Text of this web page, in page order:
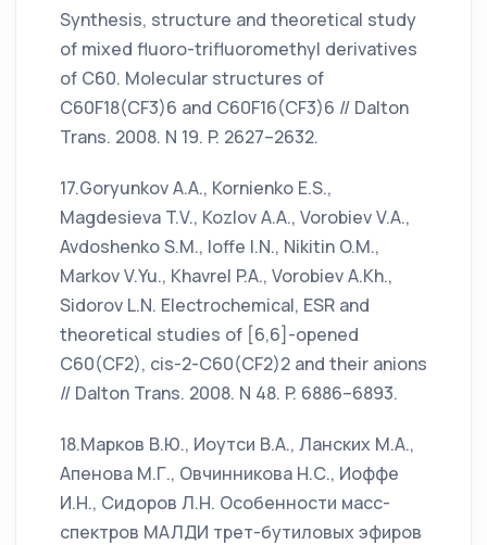
Synthesis, structure and theoretical study
of mixed fluoro-trifluoromethyl derivatives
of C60. Molecular structures of
C60F18(CF3)6 and C60F16(CF3)6 // Dalton
Trans. 2008. N 19. P. 2627–2632.
17.Goryunkov A.A., Kornienko E.S.,
Magdesieva T.V., Kozlov A.A., Vorobiev V.A.,
Avdoshenko S.M., Ioffe I.N., Nikitin O.M.,
Markov V.Yu., Khavrel P.A., Vorobiev A.Kh.,
Sidorov L.N. Electrochemical, ESR and
theoretical studies of [6,6]-opened
C60(CF2), cis-2-C60(CF2)2 and their anions
// Dalton Trans. 2008. N 48. P. 6886–6893.
18.Марков В.Ю., Иоутси В.А., Ланских М.А.,
Апенова М.Г., Овчинникова Н.С., Иоффе
И.Н., Сидоров Л.Н. Особенности масс-
спектров МАЛДИ трет-бутиловых эфиров